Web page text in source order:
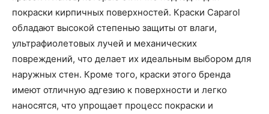
покраски кирпичных поверхностей. Краски Caparol
обладают высокой степенью защиты от влаги,
ультрафиолетовых лучей и механических
повреждений, что делает их идеальным выбором для
наружных стен. Кроме того, краски этого бренда
имеют отличную адгезию к поверхности и легко
наносятся, что упрощает процесс покраски и